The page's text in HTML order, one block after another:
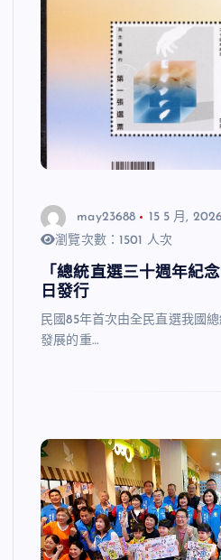
may23688 15 5 月, 2026
瀏覽次數：1501 人次
「總統直選三十週年紀
日發行
民國85年首次由全民直選我國
發展的重…